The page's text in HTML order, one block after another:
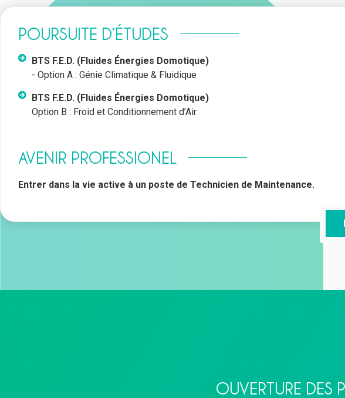
POURSUITE D’ÉTUDES
BTS F.E.D. (Fluides Énergies Domotique)
- Option A : Génie Climatique & Fluidique
BTS F.E.D. (Fluides Énergies Domotique)
Option B : Froid et Conditionnement d’Air
AVENIR PROFESSIONEL
Entrer dans la vie active à un poste de Technicien de Maintenance.
OUVERTURE DES